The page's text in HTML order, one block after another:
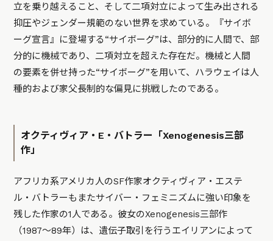
立を乗り越えること、そして二項対立によって生み出される
抑圧やジェンダー規範のない世界を求めている。『サイボ
ーグ宣言』に登場する“サイボーグ”は、部分的に人間で、部
分的に機械であり、二項対立を超えた存在だ。機械と人間
の要素を併せ持った“サイボーグ”を用いて、ハラウェイは人
種的および家父長制的な偏見に挑戦したのである。
オクティヴィア・E・バトラー「Xenogenesis三部
作」
アフリカ系アメリカ人のSF作家オクティヴィア・エステ
ル・バトラーもまたサイバー・フェミニズムに強い印象を
残した作家の1人である。彼女のXenogenesis三部作
（1987〜89年）は、遺伝子取引を行うエイリアンによって